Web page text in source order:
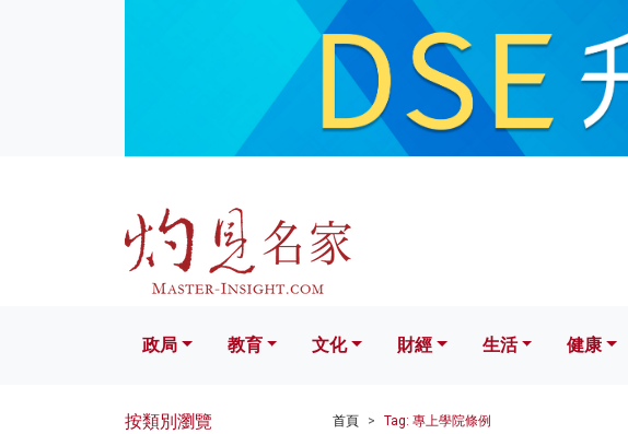
文化 財經 生活 健康
政局 教育 文化 財經 生活 健康
首頁 Tag: 專上學院條例
按類別瀏覽